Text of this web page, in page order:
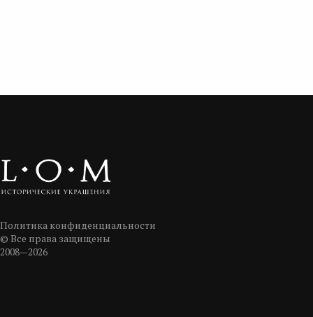
Политика конфиденциальности
© Все права защищены
2008—2026